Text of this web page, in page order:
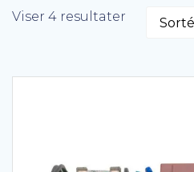
Viser 4 resultater Sorteret